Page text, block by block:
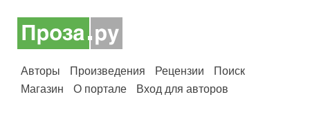
Авторы Произведения Рецензии
Поиск
Магазин
О портале Вход для авторов